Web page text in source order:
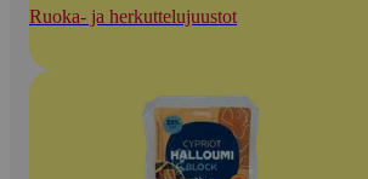
Ruoka- ja herkuttelujuustot